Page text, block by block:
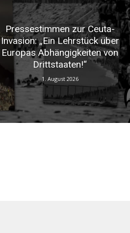
Pressestimmen zur Ceuta-
Invasion: „Ein Lehrstück über
Europas Abhängigkeiten von
Drittstaaten!“
1. August 2026